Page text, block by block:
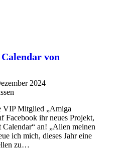
von
2024
VIP Mitglied „Amiga
Facebook ihr neues Projekt,
an! „Allen meinen
ich mich, dieses Jahr eine
zu…